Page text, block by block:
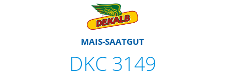
MAIS-SAATGUT
DKC 3149